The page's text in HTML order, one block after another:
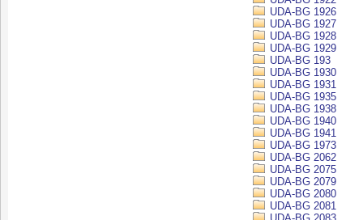
UDA-BG 1926
UDA-BG 1927
UDA-BG 1928
UDA-BG 1929
UDA-BG 193
UDA-BG 1930
UDA-BG 1931
UDA-BG 1935
UDA-BG 1938
UDA-BG 1940
UDA-BG 1941
UDA-BG 1973
UDA-BG 2062
UDA-BG 2075
UDA-BG 2079
UDA-BG 2080
UDA-BG 2081